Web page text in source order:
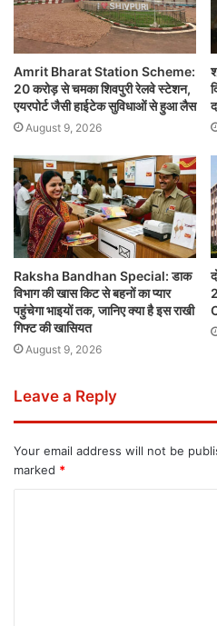
Amrit Bharat Station Scheme:
20 करोड़ से चमका शिवपुरी रेलवे स्टेशन,
एयरपोर्ट जैसी हाईटेक सुविधाओं से हुआ लैस
August 9, 2026
Raksha Bandhan Special: डाक
विभाग की खास किट से बहनों का प्यार
पहुंचेगा भाइयों तक, जानिए क्या है इस राखी
गिफ्ट की खासियत
August 9, 2026
Leave a Reply
Your email address will not be
marked *